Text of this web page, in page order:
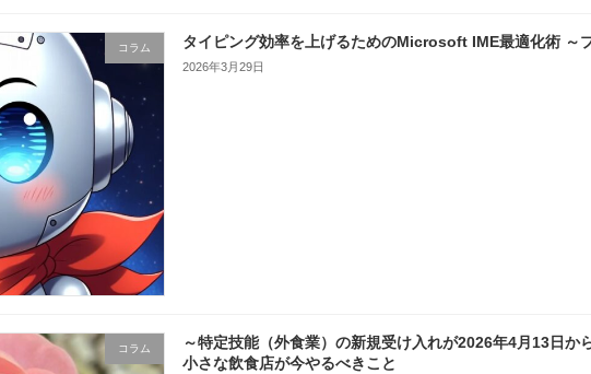
コラム タイピング効率を上げるためのMicrosoft IME最適化術 ～
2026年3月29日
コラム
～特定技能（外食業）の新規受け入れが2026年4月13日
小さな飲食店が今やるべきこと